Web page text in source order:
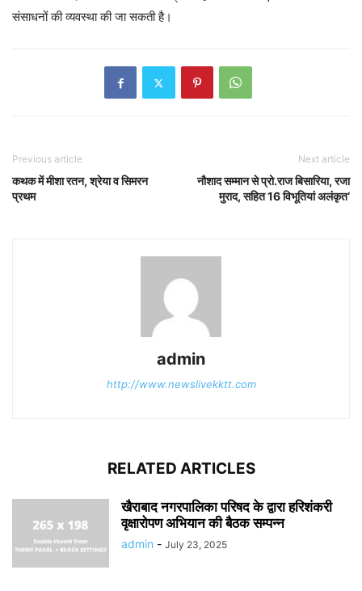
संसाधनों की व्यवस्था की जा सकती है।
Previous article
कथक में मीशा रतन, श्रेया व सिमरन
प्रथम
Next article
नौशाद सम्मान से प्रो.राज बिसारिया, रजा
मुराद, सहित 16 विभूतियां अलंकृत‘
admin
http://www.newslivekktt.com
RELATED ARTICLES
खैराबाद नगरपालिका परिषद के द्वारा हरिशंकरी
वृक्षारोपण अभियान की बैठक सम्पन्न
admin - July 23, 2025